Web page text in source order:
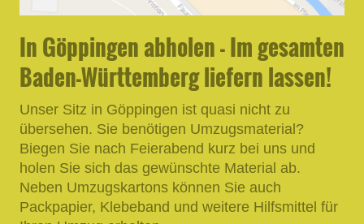
In Göppingen abholen - Im gesamten
Baden-Württemberg liefern lassen!
Unser Sitz in Göppingen ist quasi nicht zu
übersehen. Sie benötigen Umzugsmaterial?
Biegen Sie nach Feierabend kurz bei uns und
holen Sie sich das gewünschte Material ab.
Neben Umzugskartons können Sie auch
Packpapier, Klebeband und weitere Hilfsmittel für